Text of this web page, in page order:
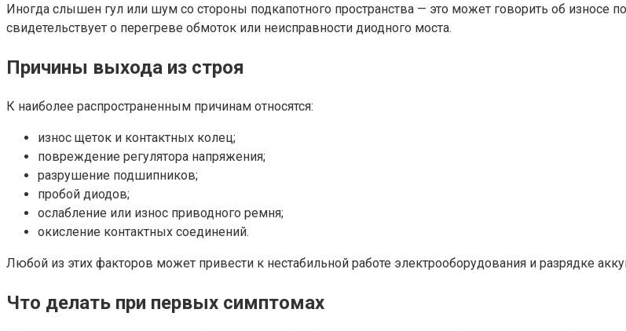
Иногда слышен гул или шум со стороны подкапотного пространства — это может говорить об износе
свидетельствует о перегреве обмоток или неисправности диодного моста.
Причины выхода из строя
К наиболее распространенным причинам относятся:
износ щеток и контактных колец;
повреждение регулятора напряжения;
разрушение подшипников;
пробой диодов;
ослабление или износ приводного ремня;
окисление контактных соединений.
Любой из этих факторов может привести к нестабильной работе электрооборудования и разрядке
Что делать при первых симптомах